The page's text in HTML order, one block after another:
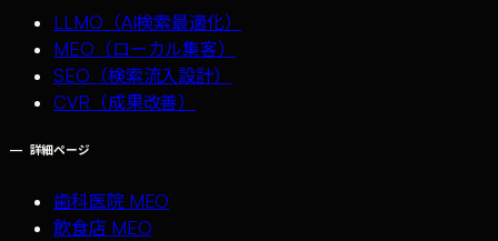
LLMO（AI検索最適化）
MEO（ローカル集客）
SEO（検索流入設計）
CVR（成果改善）
— 詳細ページ
歯科医院 MEO
飲食店 MEO